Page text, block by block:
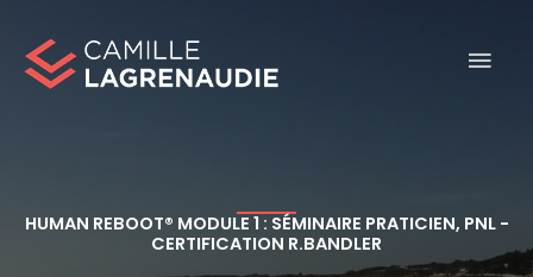
content
HUMAN REBOOT® MODULE 1 : SÉMINAIRE PRATICIEN, PNL -
CERTIFICATION R.BANDLER